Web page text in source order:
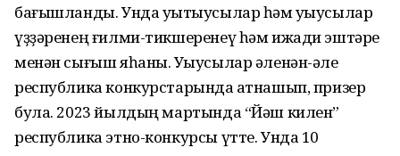
бағышланды. Унда уҡытыусылар һəм уҡыусылар
үҙҙəренең ғилми-тикшеренеү һəм ижади эштəре
менəн сығыш яһаны. Уҡыусылар əленəн-əле
республика конкурстарында ҡатнашып, призер
була. 2023 йылдың мартында “Йəш килен”
республика этно-конкурсы үтте. Унда 10